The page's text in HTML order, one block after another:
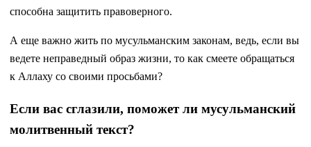
способна защитить правоверного.
А еще важно жить по мусульманским законам, ведь, если вы
ведете неправедный образ жизни, то как смеете обращаться
к Аллаху со своими просьбами?
Если вас сглазили, поможет ли мусульманский
молитвенный текст?